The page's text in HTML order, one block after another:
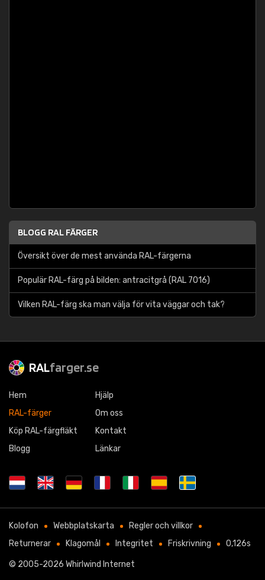
BLOGG RAL FÄRGER
Översikt över de mest använda RAL-färgerna
Populär RAL-färg på bilden: antracitgrå (RAL 7016)
Vilken RAL-färg ska man välja för vita väggar och tak?
RALfarger.se
Hem
RAL-färger
Köp RAL-färgfläkt
Blogg
Hjälp
Om oss
Kontakt
Länkar
Kolofon Webbplatskarta
Regler och villkor
Returnerar
Klagomål Integritet Friskrivning 0,126s
© 2005-2026 Whirlwind Internet